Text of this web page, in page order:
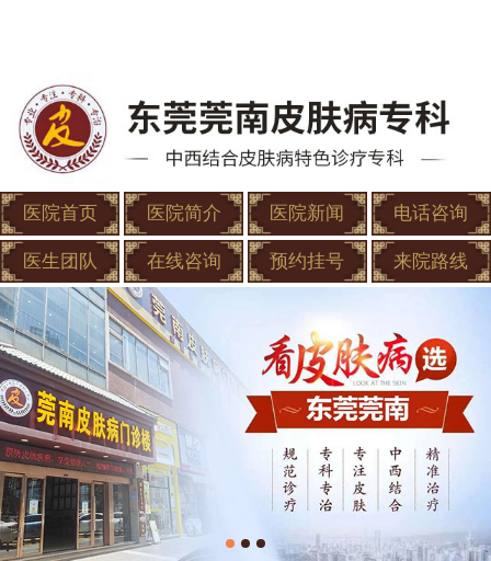
医院首页 医院简介 医院新闻 电话咨询
医生团队 在线咨询 预约挂号 来院路线